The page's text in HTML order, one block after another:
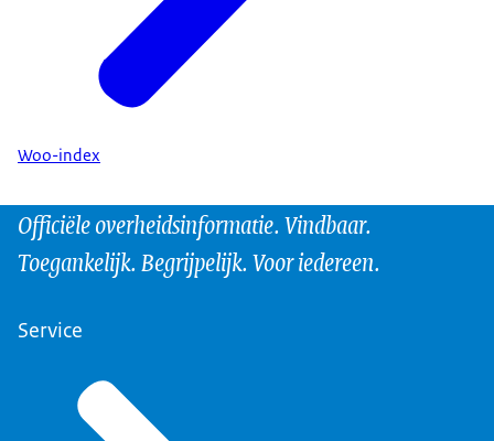
Woo-index
Officiële overheidsinformatie. Vindbaar.
Toegankelijk. Begrijpelijk. Voor iedereen.
Service